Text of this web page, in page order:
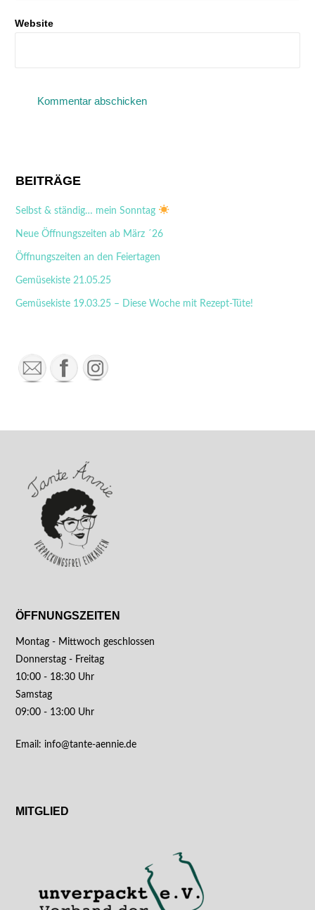
Website
t
r
n
i
v
BEITRÄGE
Selbst & ständig… mein Sonntag
Neue Öffnungszeiten ab März ´26
Öffnungszeiten an den Feiertagen
Gemüsekiste 21.05.25
Gemüsekiste 19.03.25 – Diese Woche mit Rezept-Tüte!
ÖFFNUNGSZEITEN
Montag - Mittwoch geschlossen
Donnerstag - Freitag
10:00 - 18:30 Uhr
Samstag
09:00 - 13:00 Uhr
Email: info@tante-aennie.de
MITGLIED